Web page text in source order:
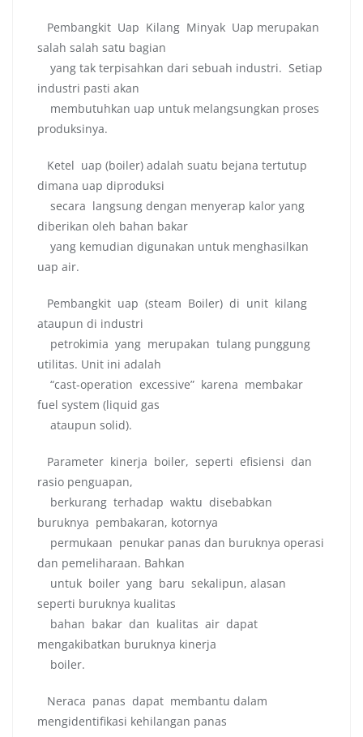
Pembangkit Uap Kilang Minyak Uap merupakan
salah salah satu bagian
yang tak terpisahkan dari sebuah industri. Setiap
industri pasti akan
membutuhkan uap untuk melangsungkan proses
produksinya.
Ketel uap (boiler) adalah suatu bejana tertutup
dimana uap diproduksi
secara langsung dengan menyerap kalor yang
diberikan oleh bahan bakar
yang kemudian digunakan untuk menghasilkan
uap air.
Pembangkit uap (steam Boiler) di unit kilang
ataupun di industri
petrokimia yang merupakan tulang punggung
utilitas. Unit ini adalah
“cast-operation excessive” karena membakar
fuel system (liquid gas
ataupun solid).
Parameter kinerja boiler, seperti efisiensi dan
rasio penguapan,
berkurang terhadap waktu disebabkan
buruknya pembakaran, kotornya
permukaan penukar panas dan buruknya operasi
dan pemeliharaan. Bahkan
untuk boiler yang baru sekalipun, alasan
seperti buruknya kualitas
bahan bakar dan kualitas air dapat
mengakibatkan buruknya kinerja
boiler.
Neraca panas dapat membantu dalam
mengidentifikasi kehilangan panas